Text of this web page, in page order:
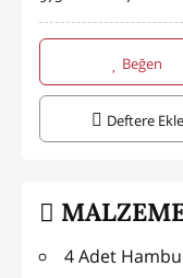
Beğen
Deftere Ekle
4 Adet